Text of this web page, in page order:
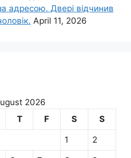
адресою. Двері відчинив
April 11, 2026
2026
T F S S
1 2